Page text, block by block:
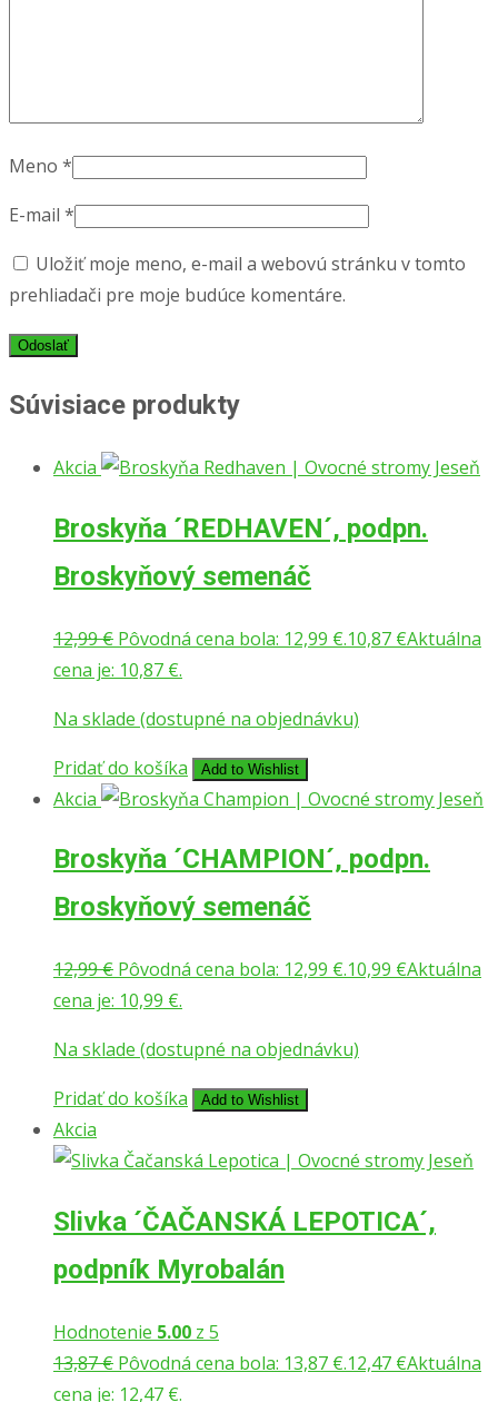
Meno *
E-mail *
Uložiť moje meno, e-mail a webovú stránku v tomto
prehliadači pre moje budúce komentáre.
Súvisiace produkty
Akcia
Broskyňa ´REDHAVEN´, podpn.
Broskyňový semenáč
12,99€ Pôvodná cena bola: 12,99 €.10,87 €Aktuálna
cena je: 10,87 €.
Na sklade (dostupné na objednávku)
Pridať do košíka
Add to Wishlist
Akcia
Broskyňa ´CHAMPION´, podpn.
Broskyňový semenáč
12,99€ Pôvodná cena bola: 12,99 €.10,99 €Aktuálna
cena je: 10,99 €.
Na sklade (dostupné na objednávku)
Pridať do košíka
Add to Wishlist
Akcia
Slivka ´ČAČANSKÁ LEPOTICA´,
podpník Myrobalán
Hodnotenie 5.00 z 5
13,87€ Pôvodná cena bola: 13,87 €.12,47 €Aktuálna
cena je: 12,47 €.